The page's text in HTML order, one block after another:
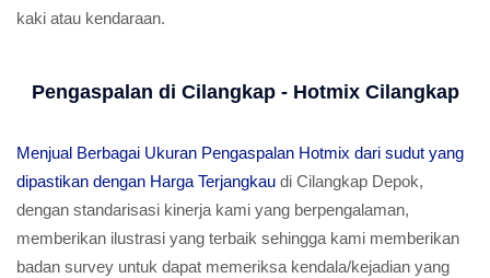
kaki atau kendaraan.
Pengaspalan di Cilangkap - Hotmix Cilangkap
Menjual Berbagai Ukuran Pengaspalan Hotmix dari sudut yang
dipastikan dengan Harga Terjangkau di Cilangkap Depok,
dengan standarisasi kinerja kami yang berpengalaman,
memberikan ilustrasi yang terbaik sehingga kami memberikan
badan survey untuk dapat memeriksa kendala/kejadian yang